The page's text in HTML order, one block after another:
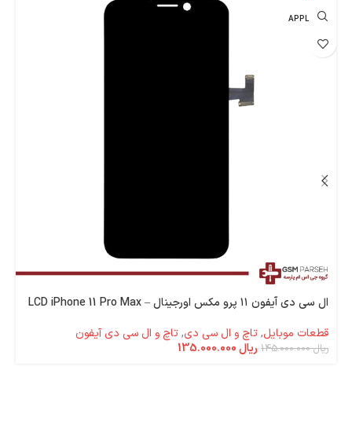
اپل - APPLE
ال سی دی آیفون ۱۱ پرو مکس اورجینال – LCD iPhone 11 Pro Max
قطعات موبایل,تاچ و ال سی دی,تاچ و ال سی دی آیفون
ریال145.000.000 ریال